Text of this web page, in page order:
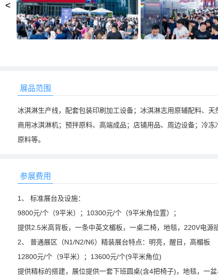
<
展品范围
冰淇淋生产线，配套包装印刷加工设备；冰淇淋志用原辅配料、
商用冰淇淋机；预拌原料、高端成品；店铺用品、周边设备；冷
原料等。
参展费用
1、 标准展台及设施：
9800元/个（9平米）；10300元/个（9平米角位置）；
提供2.5米高背板，一条中英文楣板，一桌二椅，地毯，220V电源
2、 普通展区（N1/N2/N6）精装展台特点：明亮，醒目，高楣板
12800元/个（9平米）；13600元/个(9平米角位)
提供精标的搭建，展位提供一套下班圆桌(含4把椅子)，地毯，一